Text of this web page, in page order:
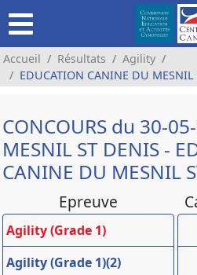
Accueil Résultats
Agility
EDUCATION CANINE DU MESNIL
CONCOURS du 30-
MESNIL ST DENIS -
CANINE DU MESNIL
Epreuve
Agility (Grade 1)
Agility (Grade 1)(2)